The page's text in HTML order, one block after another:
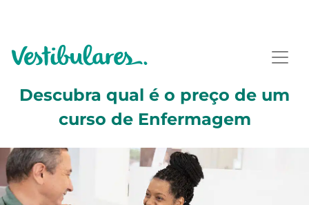
Descubra qual é o preço de um
curso de Enfermagem